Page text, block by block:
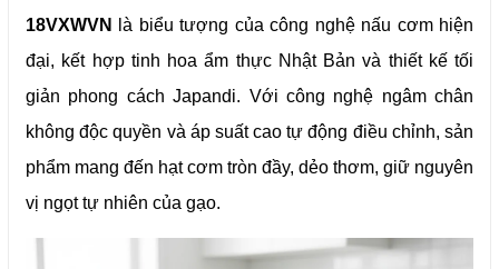
Giữ nhiệt chân không
LCD màu cam
18VXWVN
là biểu tượng của công nghệ nấu cơm hiện
đại, kết hợp tinh hoa ẩm thực Nhật Bản và thiết kế tối
giản phong cách Japandi. Với công nghệ ngâm chân
không độc quyền và áp suất cao tự động điều chỉnh, sản
phẩm mang đến hạt cơm tròn đầy, dẻo thơm, giữ nguyên
vị ngọt tự nhiên của gạo.